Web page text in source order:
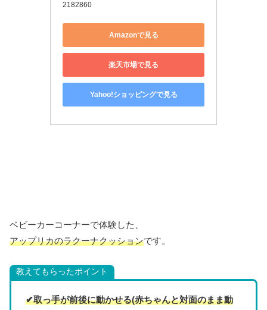
2182860
Amazonで見る
楽天市場で見る
Yahoo!ショッピングで見る
ベビーカーコーナーで体験した、
アップリカのラクーナクッションです。
教えてもらったポイント
✔取っ手が前後に動かせる(赤ちゃんと対面のまま動